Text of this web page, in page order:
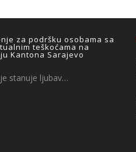
za podršku osobama sa
teškoćama na
Kantona Sarajevo
stanuje ljubav…